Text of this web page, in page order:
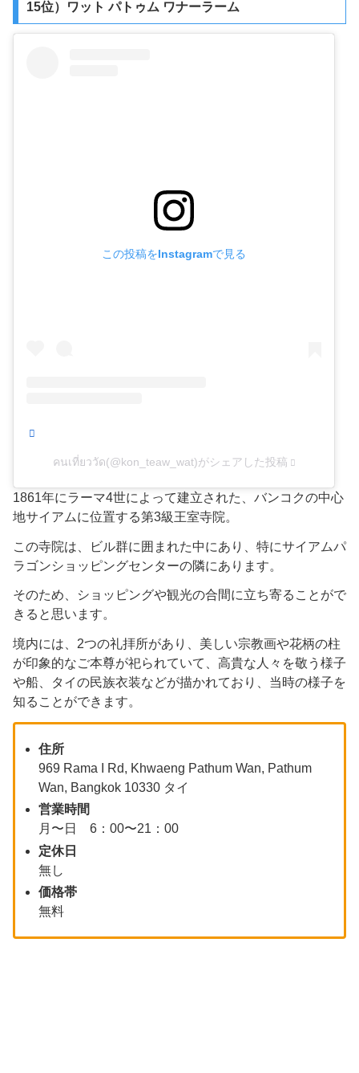
15位）ワット パトゥム ワナーラーム
この投稿をInstagramで見る
คนเที่ยววัด(@kon_teaw_wat)がシェアした投稿
1861年にラーマ4世によって建立された、バンコクの中心
地サイアムに位置する第3級王室寺院。​
この寺院は、ビル群に囲まれた中にあり、特にサイアムパ
ラゴンショッピングセンターの隣にあります。
​そのため、ショッピングや観光の合間に立ち寄ることがで
きると思います。
境内には、2つの礼拝所があり、美しい宗教画や花柄の柱
が印象的なご本尊が祀られていて、高貴な人々を敬う様子
や船、タイの民族衣装などが描かれており、当時の様子を
知ることができます。
住所
969 Rama I Rd, Khwaeng Pathum Wan, Pathum
Wan, Bangkok 10330 タイ
営業時間
月〜日 6：00〜21：00
定休日
無し
価格帯
無料